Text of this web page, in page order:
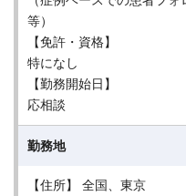
等）
【免許・資格】
特になし
【勤務開始日】
応相談
勤務地
【住所】 全国、東京